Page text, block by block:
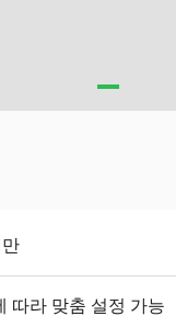
따라 맞춤 설정 가능